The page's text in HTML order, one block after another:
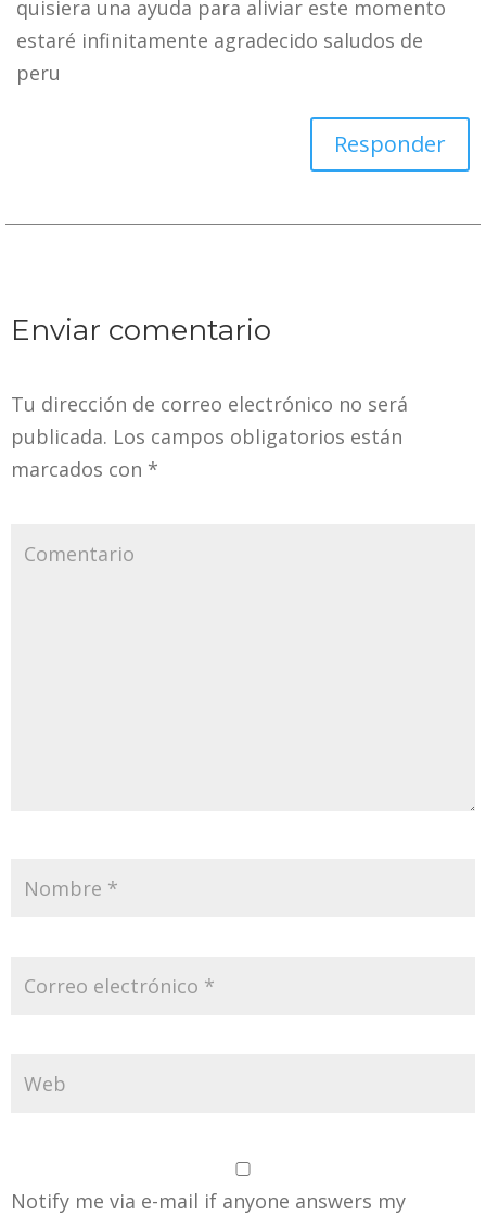
quisiera una ayuda para aliviar este momento
estaré infinitamente agradecido saludos de
peru
Responder
Enviar comentario
Tu dirección de correo electrónico no será
publicada. Los campos obligatorios están
marcados con *
Notify me via e-mail if anyone answers my